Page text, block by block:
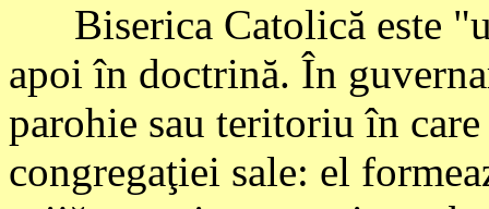
Biserica Catolică este
apoi în doctrină. În
parohie sau teritoriu în
congregaţiei sale: el